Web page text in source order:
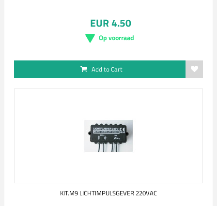
EUR 4.50
Op voorraad
Add to Cart
KIT.M9 LICHTIMPULSGEVER 220VAC